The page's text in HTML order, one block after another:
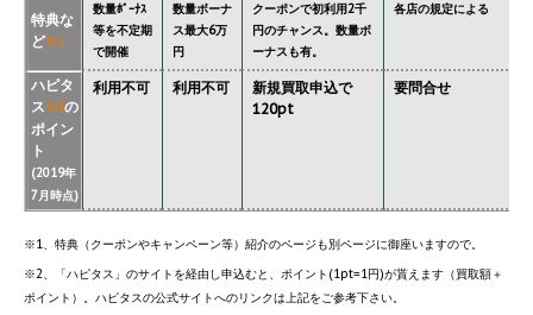
特典な
ど※1
数量ﾎﾞｰﾅｽ
等を不定期
で開催
数量ボーナ
ス最大6万
円
クーポンで初利用2千
円のチャンス。数量ボ
ーナスも有。
各店の規定による
ハピタ
ス※2の
ポイン
ト
(2019年
7月時点)
利用不可 利用不可
新規買取申込で
120pt
要問合せ
※1、特典（クーポンやキャンペーン等）紹介のページも別ページに御座いますので。
※2、「ハピタス」のサイトを経由し申込むと、ポイント(1pt=1円)が貰えます（買取額＋
ポイント）。ハピタスの公式サイトへのリンクは上記をご参考下さい。